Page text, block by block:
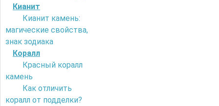
Кианит
Кианит камень:
магические свойства,
знак зодиака
Коралл
Красный коралл
камень
Как отличить
коралл от подделки?